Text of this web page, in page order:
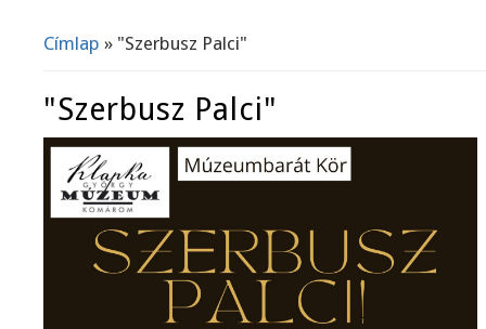
Jelenlegi Hely
Címlap » "Szerbusz Palci"
"Szerbusz Palci"